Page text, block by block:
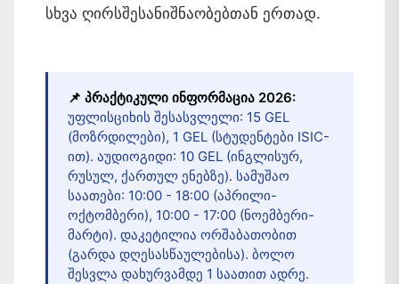
სხვა ღირსშესანიშნაობებთან ერთად.
📌 პრაქტიკული ინფორმაცია 2026:
უფლისციხის შესასვლელი: 15 GEL
(მოზრდილები), 1 GEL (სტუდენტები ISIC-
ით). აუდიოგიდი: 10 GEL (ინგლისურ,
რუსულ, ქართულ ენებზე). სამუშაო
საათები: 10:00 - 18:00 (აპრილი-
ოქტომბერი), 10:00 - 17:00 (ნოემბერი-
მარტი). დაკეტილია ორშაბათობით
(გარდა დღესასწაულებისა). ბოლო
შესვლა დახურვამდე 1 საათით ადრე.